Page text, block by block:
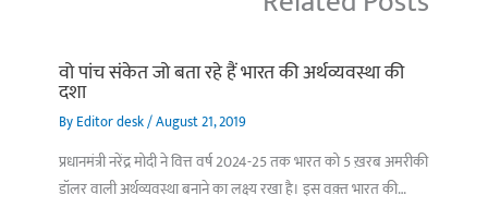
वो पांच संकेत जो बता रहे हैं भारत की अर्थव्यवस्था की
दशा
ByEditor desk/August 21, 2019
प्रधानमंत्री नरेंद्र मोदी ने वित्त वर्ष 2024-25 तक भारत को 5 ख़रब अमरीकी
डॉलर वाली अर्थव्यवस्था बनाने का लक्ष्य रखा है। इस वक़्त भारत की…